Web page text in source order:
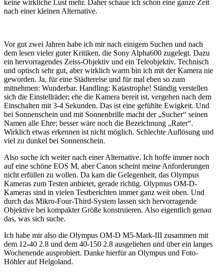
keine wirkliche Lust mehr. Daher schaue ich schon eine ganze Zeit
nach einer kleinen Alternative.
Vor gut zwei Jahren habe ich mir nach einigem Suchen und nach
dem lesen vieler guter Kritiken, die Sony Alpha600 zugelegt. Dazu
ein hervorragendes Zeiss-Objektiv und ein Teleobjektiv. Technisch
und optisch sehr gut, aber wirklich warm bin ich mit der Kamera nie
geworden. Ja, für eine Städtereise und für mal eben so zum
mitnehmen: Wunderbar. Handling: Katastrophe! Ständig verstellen
sich die Einstellräder; ehe die Kamera bereit ist, vergehen nach dem
Einschalten mit 3-4 Sekunden. Das ist eine gefühlte Ewigkeit. Und
bei Sonnenschein und mit Sonnenbrille macht der „Sucher“ seinen
Namen alle Ehre; besser wäre noch die Bezeichnung „Rater“.
Wirklich etwas erkennen ist nicht möglich. Schlechte Auflösung und
viel zu dunkel bei Sonnenschein.
Also suche ich weiter nach einer Alternative. Ich hoffe immer noch
auf eine schöne EOS M, aber Canon scheint meine Anforderungen
nicht erfüllen zu wollen. Da kam die Gelegenheit, das Olympus
Kameras zum Testen anbietet, gerade richtig. Olypmus OM-D-
Kameras sind in vielen Testberichten immer ganz weit oben. Und
durch das Mikro-Four-Third-System lassen sich hervorragende
Objektive bei kompakter Größe konstruieren. Also eigentlich genau
das, was sich suche.
Ich habe mir also die Olympus OM-D M5-Mark-III zusammen mit
dem 12-40 2.8 und dem 40-150 2.8 ausgeliehen und über ein langes
Wochenende ausprobiert. Danke hierfür an Olympus und Foto-
Höhler auf Helgoland.